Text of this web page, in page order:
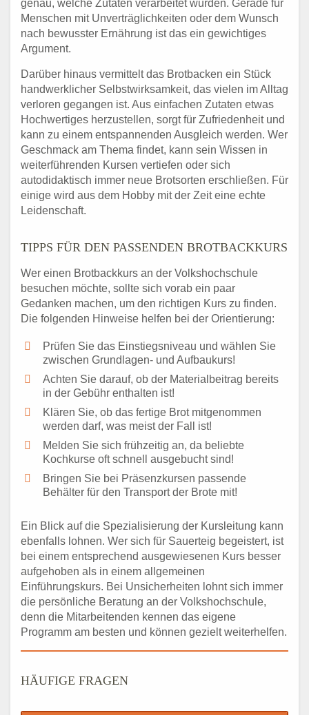
genau, welche Zutaten verarbeitet wurden. Gerade für
Menschen mit Unverträglichkeiten oder dem Wunsch
nach bewusster Ernährung ist das ein gewichtiges
Argument.
Darüber hinaus vermittelt das Brotbacken ein Stück
handwerklicher Selbstwirksamkeit, das vielen im Alltag
verloren gegangen ist. Aus einfachen Zutaten etwas
Hochwertiges herzustellen, sorgt für Zufriedenheit und
kann zu einem entspannenden Ausgleich werden. Wer
Geschmack am Thema findet, kann sein Wissen in
weiterführenden Kursen vertiefen oder sich
autodidaktisch immer neue Brotsorten erschließen. Für
einige wird aus dem Hobby mit der Zeit eine echte
Leidenschaft.
TIPPS FÜR DEN PASSENDEN BROTBACKKURS
Wer einen Brotbackkurs an der Volkshochschule
besuchen möchte, sollte sich vorab ein paar
Gedanken machen, um den richtigen Kurs zu finden.
Die folgenden Hinweise helfen bei der Orientierung:
Prüfen Sie das Einstiegsniveau und wählen Sie
zwischen Grundlagen- und Aufbaukurs!
Achten Sie darauf, ob der Materialbeitrag bereits
in der Gebühr enthalten ist!
Klären Sie, ob das fertige Brot mitgenommen
werden darf, was meist der Fall ist!
Melden Sie sich frühzeitig an, da beliebte
Kochkurse oft schnell ausgebucht sind!
Bringen Sie bei Präsenzkursen passende
Behälter für den Transport der Brote mit!
Ein Blick auf die Spezialisierung der Kursleitung kann
ebenfalls lohnen. Wer sich für Sauerteig begeistert, ist
bei einem entsprechend ausgewiesenen Kurs besser
aufgehoben als in einem allgemeinen
Einführungskurs. Bei Unsicherheiten lohnt sich immer
die persönliche Beratung an der Volkshochschule,
denn die Mitarbeitenden kennen das eigene
Programm am besten und können gezielt weiterhelfen.
HÄUFIGE FRAGEN